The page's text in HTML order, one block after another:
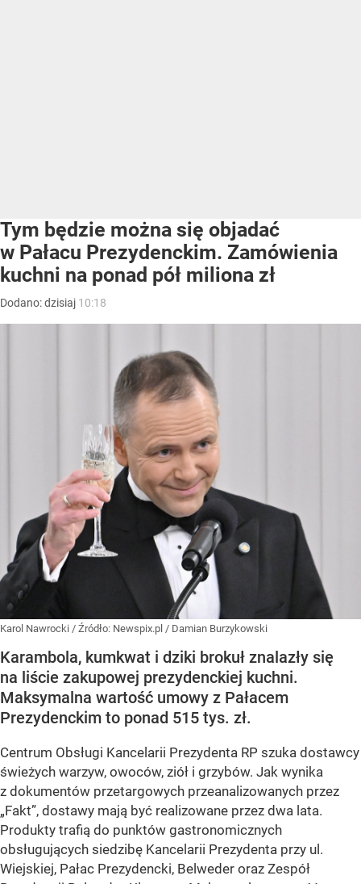
Tym będzie można się objadać
w Pałacu Prezydenckim. Zamówienia
kuchni na ponad pół miliona zł
Dodano:dzisiaj 10:18
Karol Nawrocki / Źródło: Newspix.pl / Damian Burzykowski
Karambola, kumkwat i dziki brokuł znalazły się
na liście zakupowej prezydenckiej kuchni.
Maksymalna wartość umowy z Pałacem
Prezydenckim to ponad 515 tys. zł.
Centrum Obsługi Kancelarii Prezydenta RP szuka dostawcy
świeżych warzyw, owoców, ziół i grzybów. Jak wynika
z dokumentów przetargowych przeanalizowanych przez
„Fakt”, dostawy mają być realizowane przez dwa lata.
Produkty trafią do punktów gastronomicznych
obsługujących siedzibę Kancelarii Prezydenta przy ul.
Wiejskiej, Pałac Prezydencki, Belweder oraz Zespół